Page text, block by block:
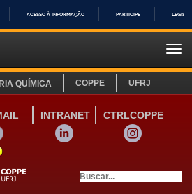
IR
ACESSO À INFORMAÇÃO PARTICIPE
QUÍMICA COPPE UFRJ
INTRANET
CTRLCOPPE
LINKEDIN
INSTAGRAM
SITE ESPANHOL